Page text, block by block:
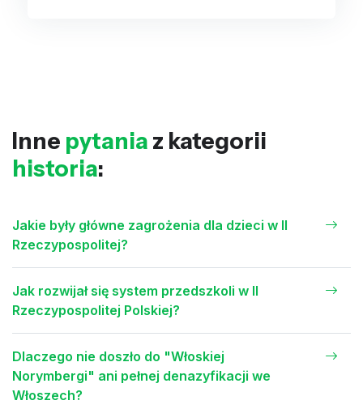
Inne pytania z kategorii
historia:
Jakie były główne zagrożenia dla dzieci w II
Rzeczypospolitej?
Jak rozwijał się system przedszkoli w II
Rzeczypospolitej Polskiej?
Dlaczego nie doszło do "Włoskiej
Norymbergi" ani pełnej denazyfikacji we
Włoszech?